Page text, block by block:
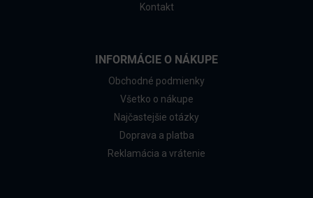
Kontakt
INFORMÁCIE O NÁKUPE
Obchodné podmienky
Všetko o nákupe
Najčastejšie otázky
Doprava a platba
Reklamácia a vrátenie